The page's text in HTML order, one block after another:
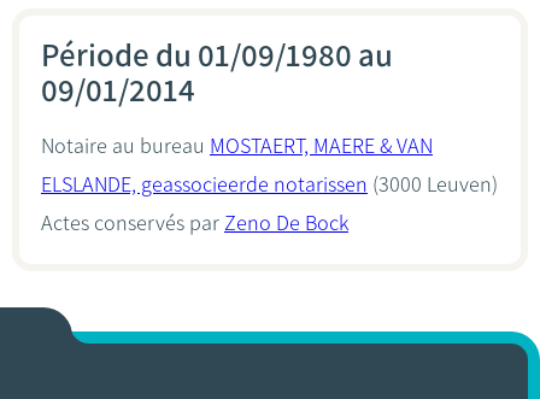
Période du 01/09/1980 au
09/01/2014
Notaire au bureau MOSTAERT, MAERE & VAN
ELSLANDE, geassocieerde notarissen (3000 Leuven)
Actes conservés par Zeno De Bock